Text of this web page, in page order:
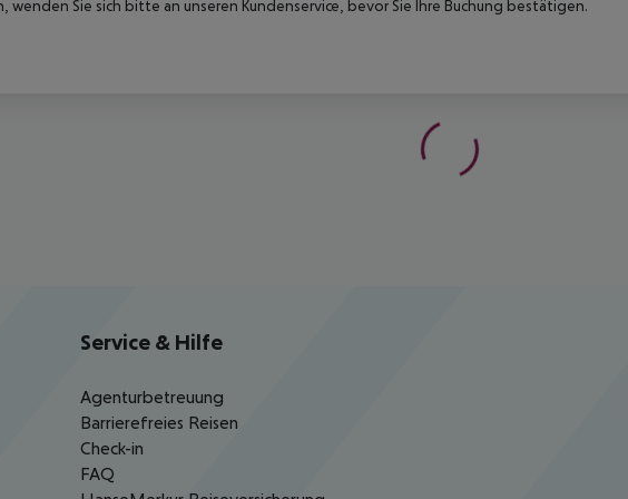
wenden Sie sich bitte an unseren Kundenservice, bevor Sie Ihre Buchung bestätigen.
Service & Hilfe
Agenturbetreuung
Barrierefreies Reisen
Check-in
FAQ